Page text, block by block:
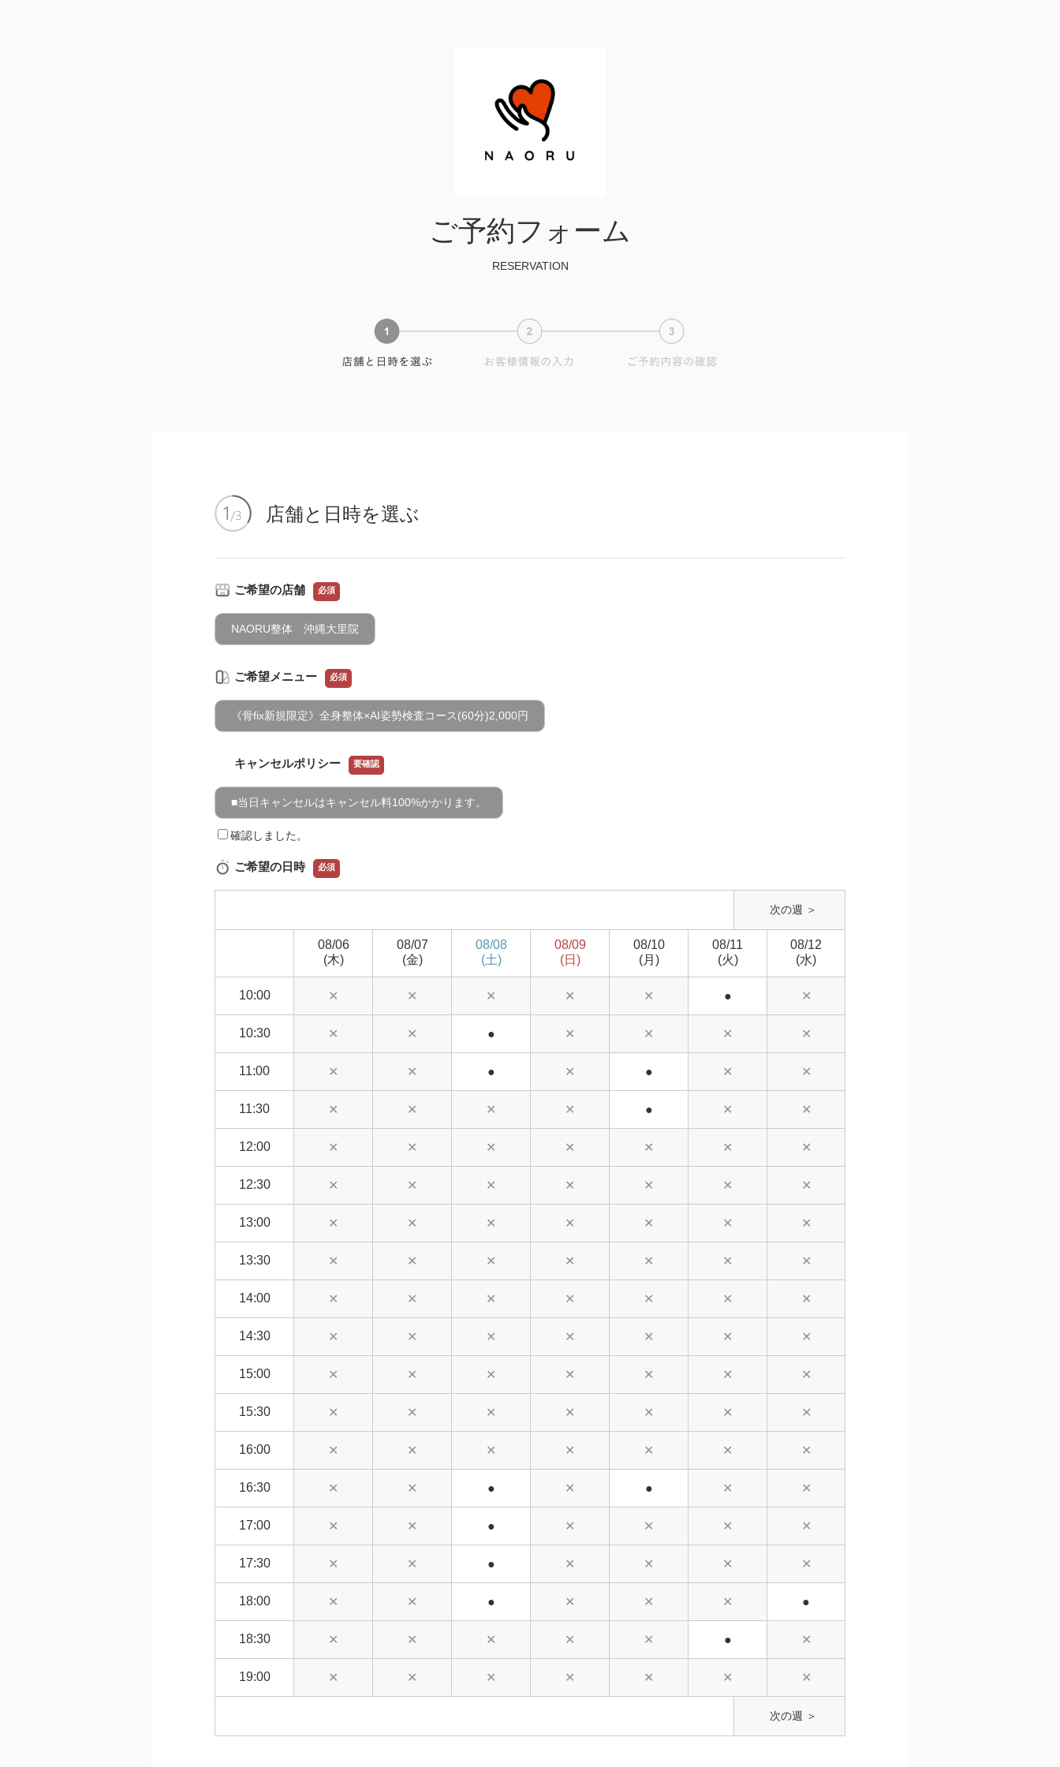
ご予約フォーム
RESERVATION
店舗と日時を選ぶ
ご希望の店舗 必須
NAORU整体 沖縄大里院
ご希望メニュー 必須
《骨fix新規限定》全身整体×AI姿勢検査コース(60分)2,000円
キャンセルポリシー 要確認
■当日キャンセルはキャンセル料100%かかります。
確認しました。
ご希望の日時 必須
次の週 ＞
08/06
(木)
08/07
(金)
08/08
(土)
08/09
(日)
08/10
(月)
08/11
(火)
08/12
(水)
10:00 ✕ ✕ ✕ ✕ ✕ ● ✕
10:30 ✕ ✕ ● ✕ ✕ ✕ ✕
11:00 ✕ ✕ ● ✕ ● ✕ ✕
11:30 ✕ ✕ ✕ ✕ ● ✕ ✕
12:00 ✕ ✕ ✕ ✕ ✕ ✕ ✕
12:30 ✕ ✕ ✕ ✕ ✕ ✕ ✕
13:00 ✕ ✕ ✕ ✕ ✕ ✕ ✕
13:30 ✕ ✕ ✕ ✕ ✕ ✕ ✕
14:00 ✕ ✕ ✕ ✕ ✕ ✕ ✕
14:30 ✕ ✕ ✕ ✕ ✕ ✕ ✕
15:00 ✕ ✕ ✕ ✕ ✕ ✕ ✕
15:30 ✕ ✕ ✕ ✕ ✕ ✕ ✕
16:00 ✕ ✕ ✕ ✕ ✕ ✕ ✕
16:30 ✕ ✕ ● ✕ ● ✕ ✕
17:00 ✕ ✕ ● ✕ ✕ ✕ ✕
17:30 ✕ ✕ ● ✕ ✕ ✕ ✕
18:00 ✕ ✕ ● ✕ ✕ ✕ ●
18:30 ✕ ✕ ✕ ✕ ✕ ● ✕
19:00 ✕ ✕ ✕ ✕ ✕ ✕ ✕
次の週 ＞